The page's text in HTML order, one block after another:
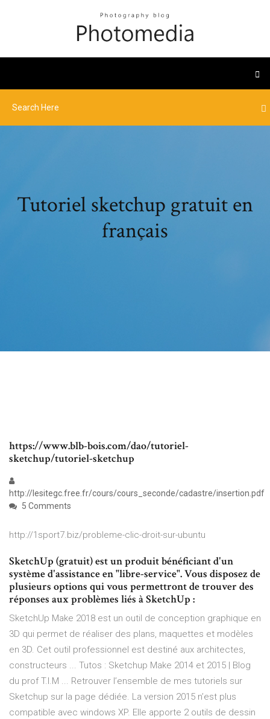
Tutoriel sketchup gratuit en
français
https://www.blb-bois.com/dao/tutoriel-
sketchup/tutoriel-sketchup
http://lesitegc.free.fr/cours/cours_seconde/cadastre/insertion.pdf
5 Comments
http://1sport7.biz/probleme-clic-droit-sur-ubuntu
SketchUp (gratuit) est un produit bénéficiant d'un
système d'assistance en "libre-service". Vous disposez de
plusieurs options qui vous permettront de trouver des
réponses aux problèmes liés à SketchUp :
SketchUp Make 2018 est un outil de conception graphique en
3D qui permet de réaliser des plans, maquettes et modèles
en 3D. Cet outil professionnel est destiné aux architectes,
constructeurs ... Tutos : Sketchup Make 2014 et 2015 | Blog
du prof T.I.M ... Retrouver l’ensemble de mes tutoriels sur
Sketchup sur la page dédiée. La version 2015 n’est plus
compatible avec windows XP. Elle apporte 2 outils de dessin